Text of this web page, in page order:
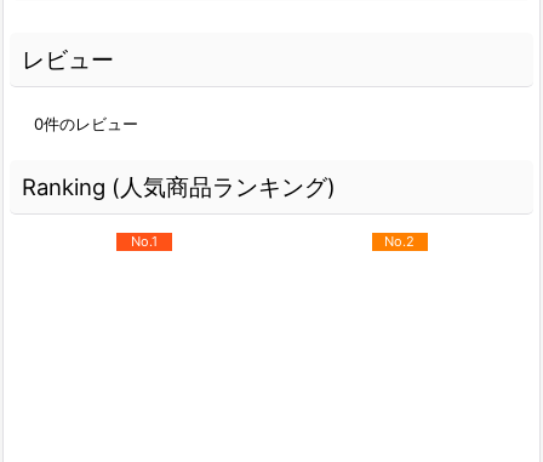
レビュー
0件のレビュー
Ranking (人気商品ランキング)
No.1 No.2